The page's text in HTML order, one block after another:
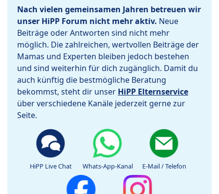
Nach vielen gemeinsamen Jahren betreuen wir
unser HiPP Forum nicht mehr aktiv. Neue
Beiträge oder Antworten sind nicht mehr
möglich. Die zahlreichen, wertvollen Beiträge der
Mamas und Experten bleiben jedoch bestehen
und sind weiterhin für dich zugänglich. Damit du
auch künftig die bestmögliche Beratung
bekommst, steht dir unser HiPP Elternservice
über verschiedene Kanäle jederzeit gerne zur
Seite.
HiPP Live Chat Whats-App-Kanal E-Mail / Telefon